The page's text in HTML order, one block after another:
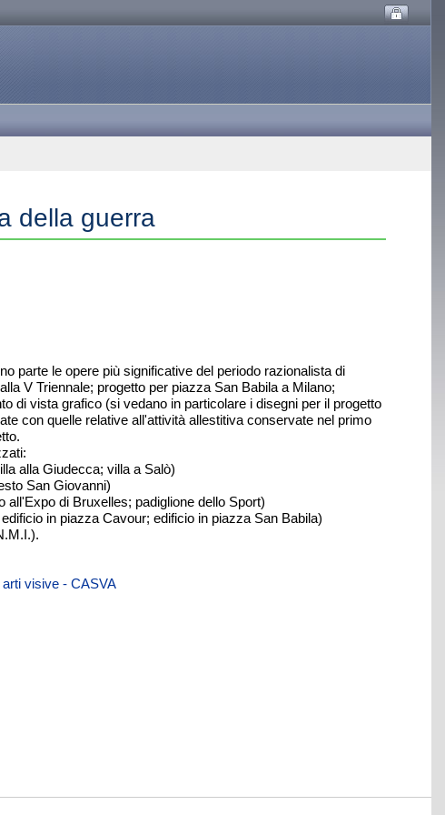
della guerra
parte le opere più significative del periodo razionalista di
V Triennale; progetto per piazza San Babila a Milano;
di vista grafico (si vedano in particolare i disegni per il progetto
con quelle relative all'attività allestitiva conservate nel primo
alla Giudecca; villa a Salò)
San Giovanni)
all'Expo di Bruxelles; padiglione dello Sport)
in piazza Cavour; edificio in piazza San Babila)
visive - CASVA